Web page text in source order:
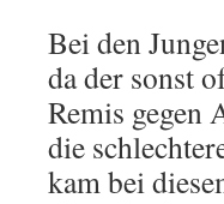
Bei den
da der sonst
Remis gegen
die
kam bei